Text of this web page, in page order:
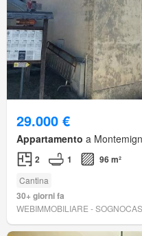
29.000 €
Appartamento a
2 1 96 m²
Cantina
30+ giorni fa
WEBIMMOBILIARE -